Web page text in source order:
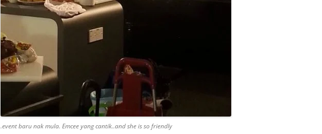
.event baru nak mula. Emcee yang cantik..and she is so friendly